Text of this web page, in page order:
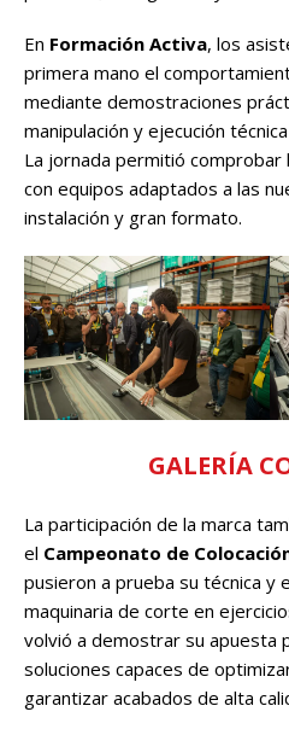
En Formación Activa, los
primera mano el
mediante demostraciones
manipulación y ejecución
La jornada permitió
con equipos adaptados a las
instalación y gran formato.
GALERÍA
La participación de la marca
el Campeonato de
pusieron a prueba su técnica y
maquinaria de corte en
volvió a demostrar su apuesta
soluciones capaces de
garantizar acabados de alta